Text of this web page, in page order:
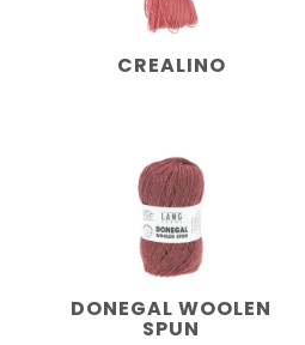
CREALINO
DONEGAL WOOLEN
SPUN